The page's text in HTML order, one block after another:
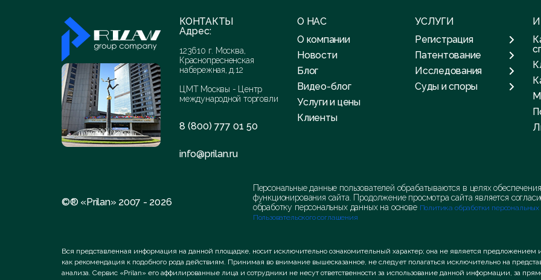
КОНТАКТЫ
Адрес:
123610 г. Москва,
Краснопресненская
набережная, д.12
ЦМТ Москвы - Центр
международной торговли
8 (800) 777 01 50
info@prilan.ru
О НАС
О компании
Новости
Блог
Видео-блог
Услуги и цены
Клиенты
УСЛУГИ
Регистрация
Патентование
Исследования
Суды и споры
©® «Prilan» 2007 - 2026
Персональные данные пользователей обрабатываются в целях обеспечения
функционирования сайта. Продолжение просмотра сайта является
обработку персональных данных на основе Политика обработки
Пользовательского соглашения
Вся представленная информация на данной площадке, носит исключительно ознакомительный характер; она не является
как рекомендация к подобного рода действиям. Принимая во внимание вышесказанное, не следует полагаться исключительно на
анализа. Сервис «Prilan» его аффилированные лица и сотрудники не несут ответственности за использование данной информации, за